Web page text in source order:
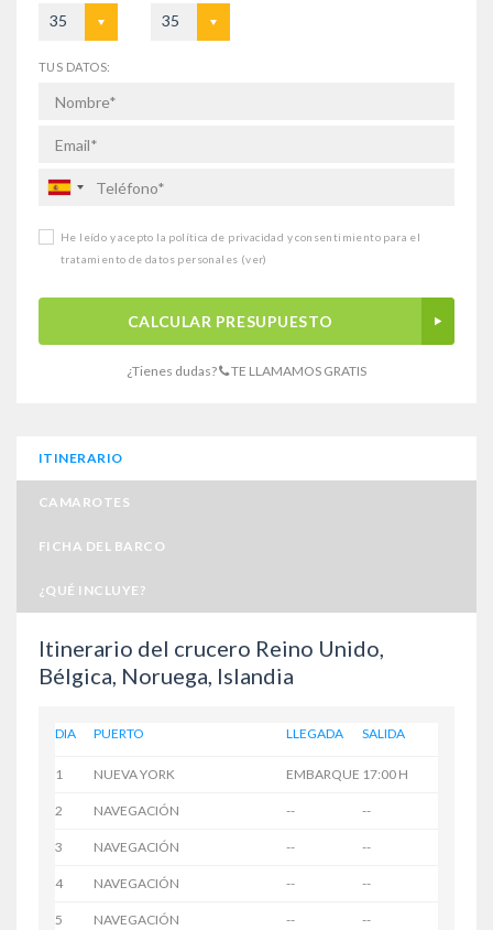
35 35
TUS DATOS:
He leído y acepto la política de privacidad y consentimiento para el
tratamiento de datos personales (ver)
CALCULAR PRESUPUESTO
¿Tienes dudas? TE LLAMAMOS GRATIS
ITINERARIO
CAMAROTES
FICHA DEL BARCO
¿QUÉ INCLUYE?
Itinerario del crucero Reino Unido,
Bélgica, Noruega, Islandia
DIA PUERTO LLEGADA SALIDA
1 NUEVA YORK EMBARQUE 17:00 H
2 NAVEGACIÓN -- --
3 NAVEGACIÓN -- --
4 NAVEGACIÓN -- --
5 NAVEGACIÓN -- --